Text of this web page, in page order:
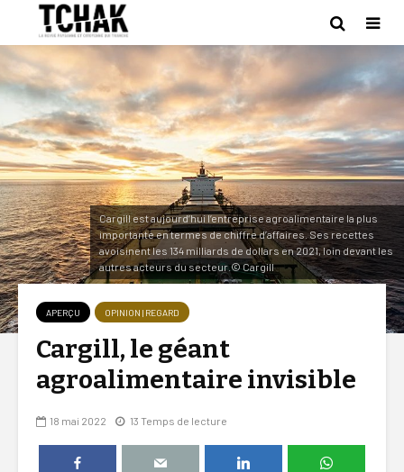
Cargill est aujourd’hui l’entreprise agroalimentaire la plus
importante en termes de chiffre d’affaires. Ses recettes
avoisinent les 134 milliards de dollars en 2021, loin devant les
autres acteurs du secteur.© Cargill
APERÇU OPINION | REGARD
Cargill, le géant
agroalimentaire invisible
18 mai 2022 13 Temps de lecture